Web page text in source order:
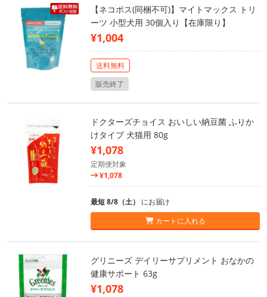
【ネコポス(同梱不可)】マイトマックス トリ
ーツ 小型犬用 30個入り【在庫限り】
¥1,004
送料無料
販売終了
ドクターズチョイス おいしい納豆菌 ふりか
けタイプ 犬猫用 80g
¥1,078
定期便対象
¥1,078
最短 8/8（土） にお届け
カートに入れる
グリニーズ デイリーサプリメント おなかの
健康サポート 63g
¥1,078